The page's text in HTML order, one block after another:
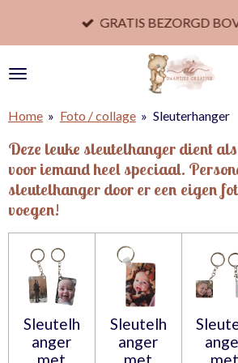
de
GRATIS BEZORGD
Home » Foto / collage » Sleuterhanger
Deze leuke sleutelhanger dient
voor iemand heel speciaal.
sleutelhanger door er een eigen
voegen!
Sleutelh
anger
met
Sleutelh
anger
met
met